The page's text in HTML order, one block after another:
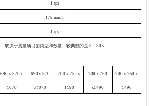
1 rps
175 mm/s
1 rps
取决于测量项目的类型和数量 – 较典型的是 3 ... 30 s
690 x 570 x
1070
690 x 570
x1070
700 x 750 x
1190
700 x 750
x1490
700 x 750 x
1490